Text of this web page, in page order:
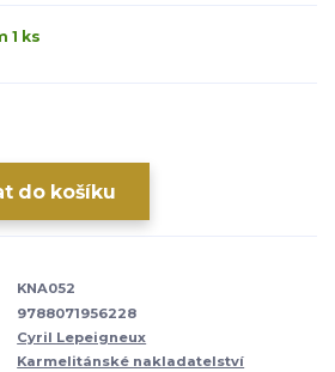
1 ks
do košíku
KNA052
9788071956228
Cyril Lepeigneux
Karmelitánské nakladatelství